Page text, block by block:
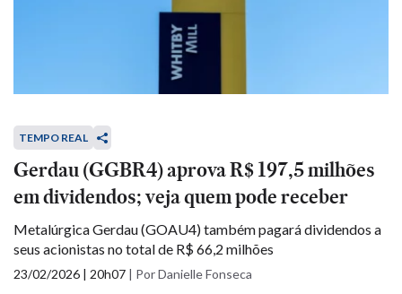
TEMPO REAL
Gerdau (GGBR4) aprova R$ 197,5 milhões
em dividendos; veja quem pode receber
Metalúrgica Gerdau (GOAU4) também pagará dividendos a
seus acionistas no total de R$ 66,2 milhões
23/02/2026 | 20h07 | Por Danielle Fonseca